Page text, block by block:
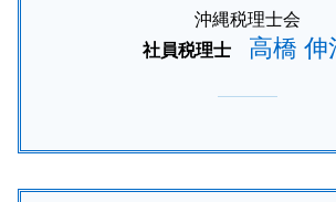
沖縄税理士会
社員税理士
高橋 伸